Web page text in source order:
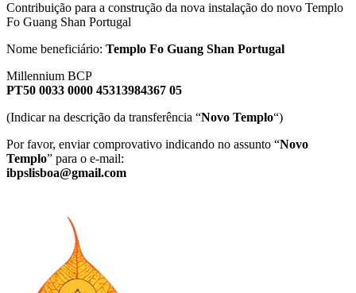
Contribuição para a construção da nova instalação do novo Templo
Fo Guang Shan Portugal
Nome beneficiário: Templo Fo Guang Shan Portugal
Millennium BCP
PT50 0033 0000 45313984367 05
(Indicar na descrição da transferência “Novo Templo“)
Por favor, enviar comprovativo indicando no assunto “Novo
Templo” para o e-mail:
ibpslisboa@gmail.com